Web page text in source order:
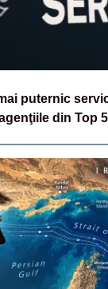
puternic
din Top 5